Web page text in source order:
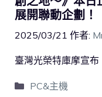
展開聯動企劃！
2025/03/21 作者:
臺灣光榮特庫摩宣
PC&主機